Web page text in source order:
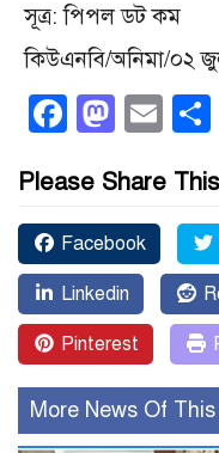
সূত্র: পিপল ডট কম
কিউএনবি/অনিমা/০২
Facebook
Please Share
Facebook
Linkedin
Pinterest
More News Of